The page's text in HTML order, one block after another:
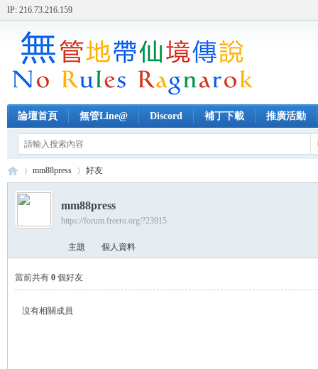
IP: 216.73.216.159
論壇首頁 無管Line@ Discord 補丁下載 推廣活動
›
mm88press 好友
mm88press
https://forum.freero.org/?23915
主題 個人資料
當前共有 0 個好友
沒有相關成員